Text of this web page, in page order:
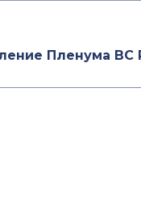
Пленума ВС